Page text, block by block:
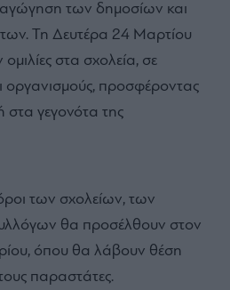
των δημοσίων και
Τη Δευτέρα 24 Μαρτίου
στα σχολεία, σε
οργανισμούς, προσφέροντας
στα γεγονότα της
των σχολείων, των
θα προσέλθουν στον
όπου θα λάβουν θέση
παραστάτες.